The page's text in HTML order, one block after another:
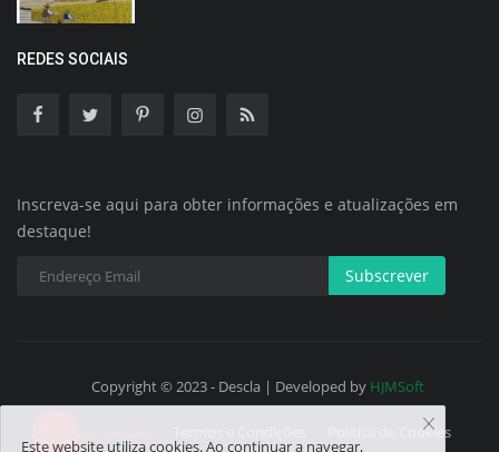
REDES SOCIAIS
Inscreva-se aqui para obter informações e atualizações em
destaque!
Subscrever
Copyright © 2023 - Descla | Developed by HJMSoft
Política de Cookies
Este website utiliza cookies. Ao continuar a navegar,